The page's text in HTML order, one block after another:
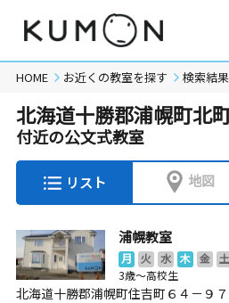
HOME お近くの教室を探す 検索結果
北海道十勝郡浦幌町北
付近の公文式教室
リスト 地図
浦幌教室
月 火 水 木 金 土
3歳～高校生
北海道十勝郡浦幌町住吉町６４－９７